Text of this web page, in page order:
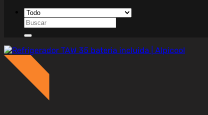
Buscar
por: